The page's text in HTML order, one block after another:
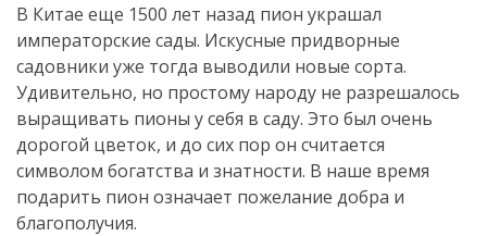
В Китае еще 1500 лет назад пион украшал
императорские сады. Искусные придворные
садовники уже тогда выводили новые сорта.
Удивительно, но простому народу не разрешалось
выращивать пионы у себя в саду. Это был очень
дорогой цветок, и до сих пор он считается
символом богатства и знатности. В наше время
подарить пион означает пожелание добра и
благополучия.